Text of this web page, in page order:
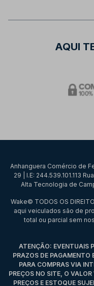
AQUI
Anhanguera Comércio de
29 | I.E: 244.539.101.113
Alta Tecnologia de
Wake© TODOS OS
aqui veiculados são de
total ou parcial sem
ATENÇÃO: EVENTUAIS
PRAZOS DE
PARA COMPRAS VIA
PREÇOS NO SITE, O
PREÇOS E ESTOQUE